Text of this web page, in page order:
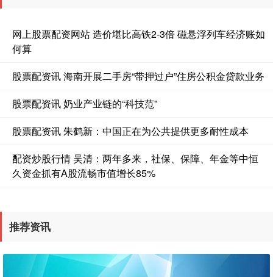
网上股票配资网站 造价堪比高铁2-3倍 磁悬浮列车经济账如
何算
股票配资讯 海南开展二手房“带押过户”住房公积金贷款业务
股票配资讯 奶业产业链的“科技范”
股票配资讯 朱鹤新：中国正在为公共提供更多耐性成本
配资炒股行情 吴清：两年多来，社保、保障、年金等中恒
久资金抓有A股流畅市值增长85%
推荐资讯